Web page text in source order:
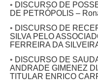
• DISCURSO DE
DE PETRÓPOLIS –
• DISCURSO DE
SILVA PELO
FERREIRA DA
• DISCURSO DE
ANDRADE GIMENEZ
TITULAR ENRICO